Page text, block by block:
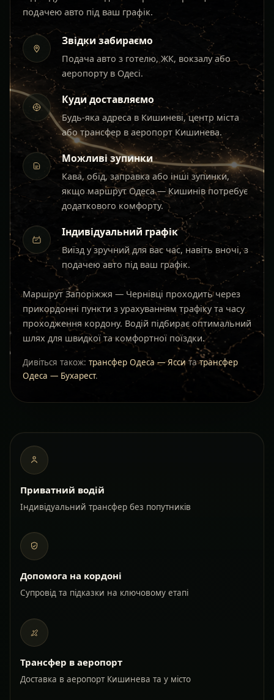
подачею авто під ваш графік.
Звідки забираємо
Подача авто з готелю, ЖК, вокзалу або
аеропорту в Одесі.
Куди доставляємо
Будь-яка адреса в Кишиневі, центр міста
або трансфер в аеропорт Кишинева.
Можливі зупинки
Кава, обід, заправка або інші зупинки,
якщо маршрут Одеса — Кишинів потребує
додаткового комфорту.
Індивідуальний графік
Виїзд у зручний для вас час, навіть вночі, з
подачею авто під ваш графік.
Маршрут Запоріжжя — Чернівці проходить через
прикордонні пункти з урахуванням трафіку та часу
проходження кордону. Водій підбирає оптимальний
шлях для швидкої та комфортної поїздки.
Дивіться також: трансфер Одеса — Ясситатрансфер
Одеса — Бухарест.
Приватний водій
Індивідуальний трансфер без попутників
Допомога на кордоні
Супровід та підказки на ключовому етапі
Трансфер в аеропорт
Доставка в аеропорт Кишинева та у місто